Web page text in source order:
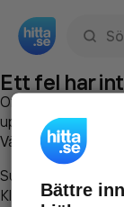
Ett fel har
Om du vill kan du
uppstod så att vi
Vänligen försök
Surfa till
Klicka påTillbaka-
Bättre